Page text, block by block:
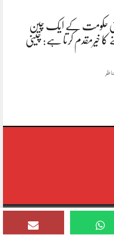
نئی حکومت کے ایک چین
خیرمقدم کرتا ہے: چینی
Designed By